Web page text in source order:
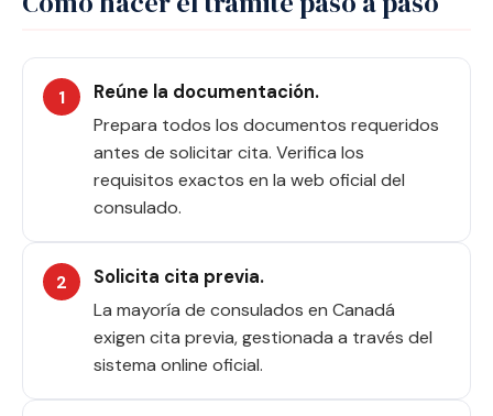
Reúne la documentación.
Prepara todos los documentos requeridos
antes de solicitar cita. Verifica los
requisitos exactos en la web oficial del
consulado.
Solicita cita previa.
La mayoría de consulados en Canadá
exigen cita previa, gestionada a través del
sistema online oficial.